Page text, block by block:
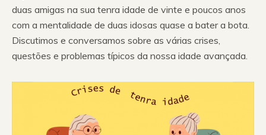
duas amigas na sua tenra idade de vinte e poucos anos
com a mentalidade de duas idosas quase a bater a bota.
Discutimos e conversamos sobre as várias crises,
questões e problemas típicos da nossa idade avançada.